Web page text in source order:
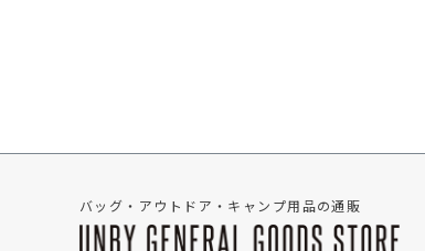
バッグ・アウトドア・キャンプ用品の通販